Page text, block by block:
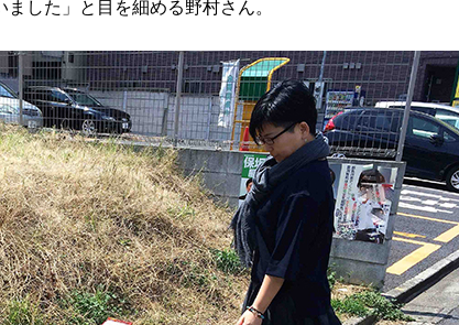
した」と目を細める野村さん。